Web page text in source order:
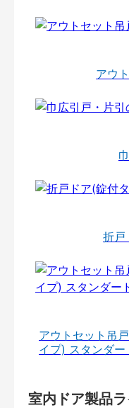
アウ
折戸
アウトセット吊
イプ) スタンダー
室内ドア製品